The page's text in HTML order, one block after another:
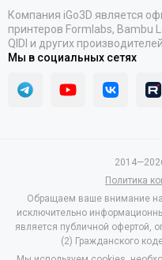
Компания iGo3D является
принтеров Formlabs, Bambu
QIDI и других производителей.
Мы в социальных сетях
Политика
Обращаем ваше внимание на
исключительно
является публичной офертой,
(2) Гражданского